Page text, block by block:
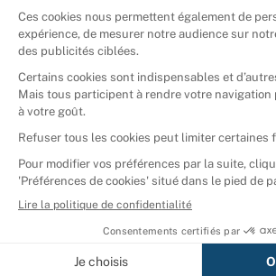
Afficher tous les résultats
Donner vos livres
Ammareal © 2026